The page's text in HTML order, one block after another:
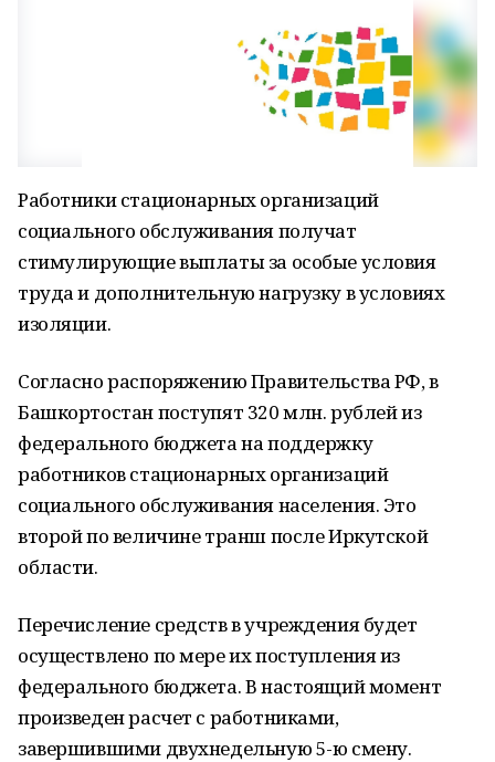
Работники стационарных организаций
социального обслуживания получат
стимулирующие выплаты за особые условия
труда и дополнительную нагрузку в условиях
изоляции.
Согласно распоряжению Правительства РФ, в
Башкортостан поступят 320 млн. рублей из
федерального бюджета на поддержку
работников стационарных организаций
социального обслуживания населения. Это
второй по величине транш после Иркутской
области.
Перечисление средств в учреждения будет
осуществлено по мере их поступления из
федерального бюджета. В настоящий момент
произведен расчет с работниками,
завершившими двухнедельную 5-ю смену.